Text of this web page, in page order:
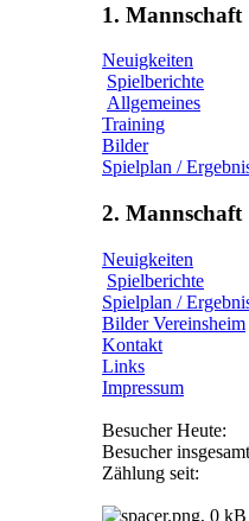
1. Mannschaft
Neuigkeiten
Spielberichte
Allgemeines
Training
Bilder
Spielplan /
2. Mannschaft
Neuigkeiten
Spielberichte
Spielplan /
Bilder Vereinsheim
Kontakt
Links
Impressum
Besucher Heute:
Besucher
Zählung seit: